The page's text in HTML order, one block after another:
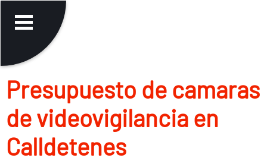
Presupuesto de camaras
de videovigilancia en
Calldetenes